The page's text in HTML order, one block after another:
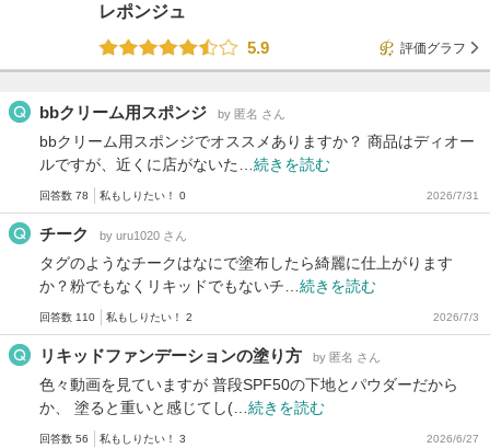
レポンジュ
5.9
評価グラフ
bbクリーム用スポンジ by 匿名 さん
bbクリーム用スポンジでオススメありますか？ 商品はディオー
ルですが、近くに店がないた… 続きを読む
回答数 78 私もしりたい！ 0 2026/7/31
チーク by uru1020 さん
タグのようなチークはなにで塗布したら綺麗に仕上がります
か？粉でもなくリキッドでもないチ… 続きを読む
回答数 110 私もしりたい！ 2 2026/7/3
リキッドファンデーションの塗り方 by 匿名 さん
色々動画を見ていますが 普段SPF50の下地とパウダーだから
か、 塗ると重いと感じてし(… 続きを読む
回答数 56 私もしりたい！ 3 2026/6/27